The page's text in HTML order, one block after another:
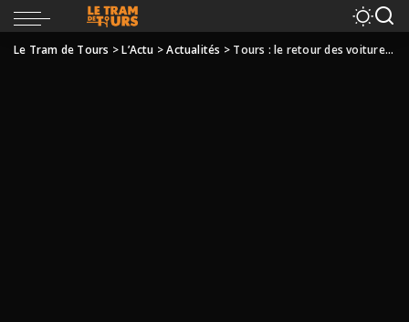
Le Tram de Tours >L’Actu >Actualités > Tours : le retour des voitures bientôt expérimenté rue Nationale